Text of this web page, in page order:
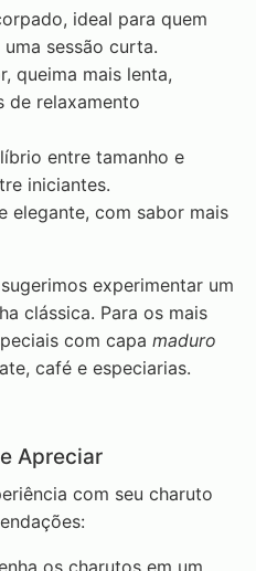
ideal para quem
sessão curta.
queima mais lenta,
de relaxamento
entre tamanho e
iniciantes.
elegante, com sabor mais
experimentar um
clássica. Para os mais
com capa maduro
café e especiarias.
Apreciar
com seu charuto